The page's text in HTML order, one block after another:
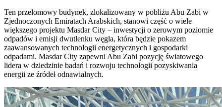
Ten przełomowy budynek, zlokalizowany w pobliżu Abu Zabi w
Zjednoczonych Emiratach Arabskich, stanowi część o wiele
większego projektu Masdar City – inwestycji o zerowym poziomie
odpadów i emisji dwutlenku węgla, która będzie pokazem
zaawansowanych technologii energetycznych i gospodarki
odpadami. Masdar City zapewni Abu Zabi pozycję światowego
lidera w dziedzinie badań i rozwoju technologii pozyskiwania
energii ze źródeł odnawialnych.